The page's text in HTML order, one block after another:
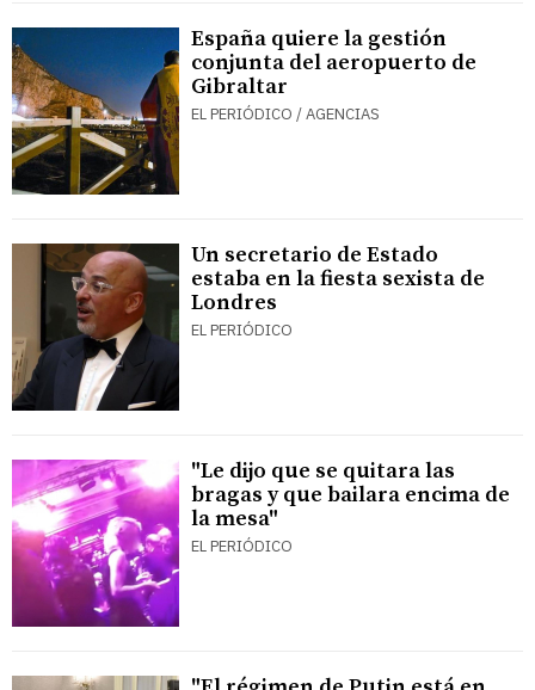
España quiere la gestión
conjunta del aeropuerto de
Gibraltar
EL PERIÓDICO / AGENCIAS
Un secretario de Estado
estaba en la fiesta sexista de
Londres
EL PERIÓDICO
"Le dijo que se quitara las
bragas y que bailara encima de
la mesa"
EL PERIÓDICO